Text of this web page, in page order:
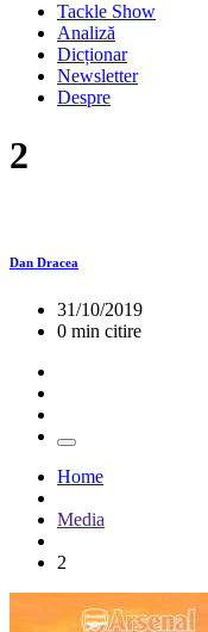
Tackle Show
Analiză
Dicționar
Newsletter
Despre
2
Dan Dracea
31/10/2019
0 min citire
Home
Media
2